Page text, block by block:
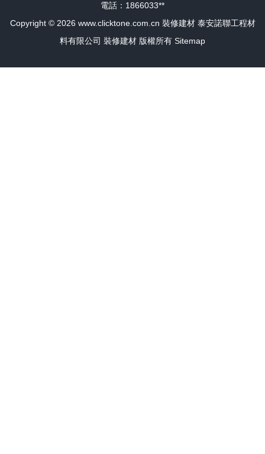
電話：1866033**
Copyright © 2026 www.clicktone.com.cn 裝修建材 泰安諾聯工程材
料有限公司 裝修建材 版權所有 Sitemap